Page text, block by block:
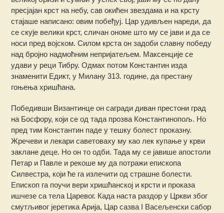
пресјајан крст на небу, сав окићен звездама и на крсту
стајаше написано: овим побеђуј. Цар удивљен нареди, да
се скује велики крст, сличан ономе што му се јави и да се
носи пред војском. Силом крста он задоби славну победу
над бројно надмоћним непријатељем. Максенције се
удави у реци Тибру. Одмах потом Константин изда
знаменити Едикт, у Милану 313. године, да престану
гоњења хришћана.
Победивши Византинце он сагради диван престони град
на Босфору, који се од тада прозва Константинопољ. Но
пред тим Константин паде у тешку болест проказну.
Жречеви и лекари саветоваху му као лек купање у крви
заклане деце. Но он то одби. Тада му се јавише апостоли
Петар и Павле и рекоше му да потражи епископа
Силвестра, који ће га излечити од страшне болести.
Епископ га поучи вери хришћанској и крсти и проказа
ишчезе са тела Царевог. Када наста раздор у Цркви због
смутљивог јеретика Арија, Цар сазва I Васељенски сабор